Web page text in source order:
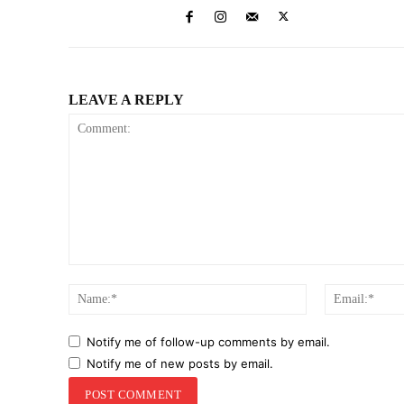
LEAVE A REPLY
Name:*
Notify me of follow-up comments by email.
Notify me of new posts by email.